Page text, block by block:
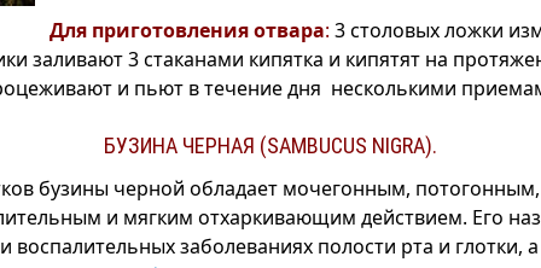
Для приготовления отвара: 3 столовых ложки
заливают 3 стаканами кипятка и кипятят на
и пьют в течение дня несколькими
БУЗИНА ЧЕРНАЯ (SAMBUCUS NIGRA).
бузины черной обладает мочегонным, потогонным,
и мягким отхаркивающим действием. Его
воспалительных заболеваниях полости рта и глотки,